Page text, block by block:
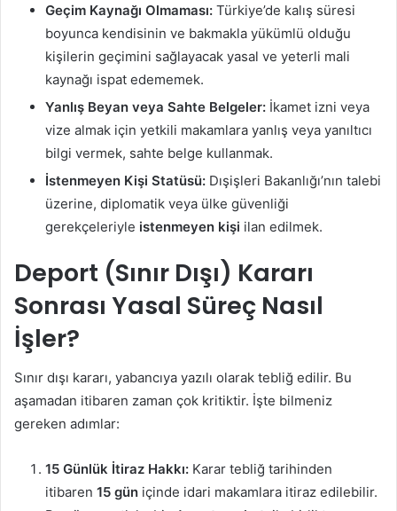
Geçim Kaynağı Olmaması: Türkiye’de kalış süresi
boyunca kendisinin ve bakmakla yükümlü olduğu
kişilerin geçimini sağlayacak yasal ve yeterli mali
kaynağı ispat edememek.
Yanlış Beyan veya Sahte Belgeler: İkamet izni veya
vize almak için yetkili makamlara yanlış veya yanıltıcı
bilgi vermek, sahte belge kullanmak.
İstenmeyen Kişi Statüsü: Dışişleri Bakanlığı’nın talebi
üzerine, diplomatik veya ülke güvenliği
gerekçeleriyle istenmeyen kişi ilan edilmek.
Deport (Sınır Dışı) Kararı
Sonrası Yasal Süreç Nasıl
İşler?
Sınır dışı kararı, yabancıya yazılı olarak tebliğ edilir. Bu
aşamadan itibaren zaman çok kritiktir. İşte bilmeniz
gereken adımlar:
15 Günlük İtiraz Hakkı: Karar tebliğ tarihinden
itibaren 15 gün içinde idari makamlara itiraz edilebilir.